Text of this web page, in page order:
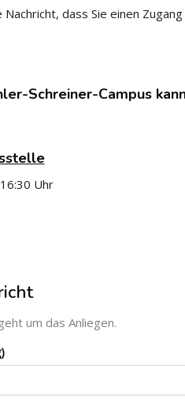
dass Sie einen
Schreiner-Campus
Uhr
um das Anliegen.